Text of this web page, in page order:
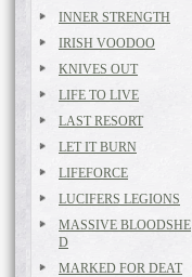
INNER STRENGTH
IRISH VOODOO
KNIVES OUT
LIFE TO LIVE
LAST RESORT
LET IT BURN
LIFEFORCE
LUCIFERS LEGIONS
MASSIVE BLOODSHE
D
MARKED FOR DEAT